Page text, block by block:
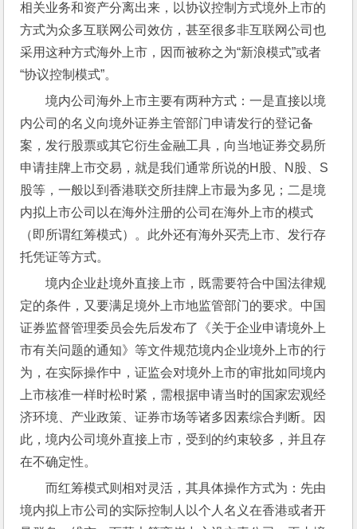
相关业务和资产分离出来，以协议控制方式境外上市的
方式为众多互联网公司效仿，甚至很多非互联网公司也
采用这种方式海外上市，因而被称之为“新浪模式”或者
“协议控制模式”。
境内公司海外上市主要有两种方式：一是直接以境
内公司的名义向境外证券主管部门申请发行的登记备
案，发行股票或其它衍生金融工具，向当地证券交易所
申请挂牌上市交易，就是我们通常所说的H股、N股、S
股等，一般以到香港联交所挂牌上市最为多见；二是境
内拟上市公司以在海外注册的公司在海外上市的模式
（即所谓红筹模式）。此外还有海外买壳上市、发行存
托凭证等方式。
境内企业赴境外直接上市，既需要符合中国法律规
定的条件，又要满足境外上市地监管部门的要求。中国
证券监督管理委员会先后发布了《关于企业申请境外上
市有关问题的通知》等文件规范境内企业境外上市的行
为，在实际操作中，证监会对境外上市的审批如同境内
上市核准一样时松时紧，需根据申请当时的国家宏观经
济环境、产业政策、证券市场等诸多因素综合判断。因
此，境内公司境外直接上市，受到的约束较多，并且存
在不确定性。
而红筹模式则相对灵活，其具体操作方式为：先由
境内拟上市公司的实际控制人以个人名义在香港或者开